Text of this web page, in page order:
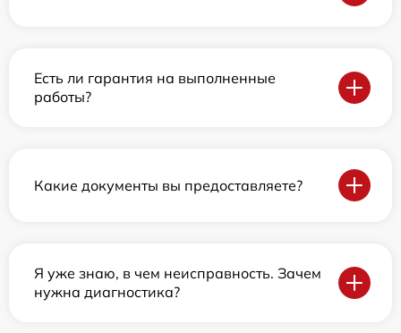
Есть ли гарантия на выполненные
работы?
Какие документы вы предоставляете?
Я уже знаю, в чем неисправность. Зачем
нужна диагностика?